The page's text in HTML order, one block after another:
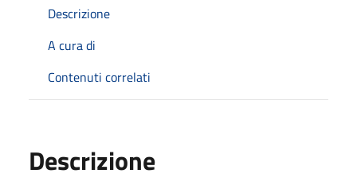
Descrizione
A cura di
Contenuti correlati
Descrizione